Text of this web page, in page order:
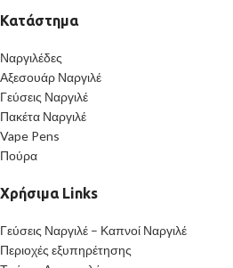
Κατάστημα
Ναργιλέδες
Αξεσουάρ Ναργιλέ
Γεύσεις Ναργιλέ
Πακέτα Ναργιλέ
Vape Pens
Πούρα
Χρήσιμα Links
Γεύσεις Ναργιλέ – Καπνοί Ναργιλέ
Περιοχές εξυπηρέτησης